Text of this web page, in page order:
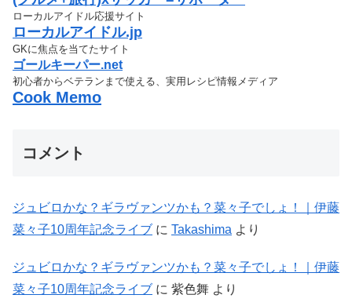
ローカルアイドル応援サイト
ローカルアイドル.jp
GKに焦点を当てたサイト
ゴールキーパー.net
初心者からベテランまで使える、実用レシピ情報メディア
Cook Memo
コメント
ジュビロかな？ギラヴァンツかも？菜々子でしょ！｜伊藤
菜々子10周年記念ライブ に Takashima より
ジュビロかな？ギラヴァンツかも？菜々子でしょ！｜伊藤
菜々子10周年記念ライブ に 紫色舞 より